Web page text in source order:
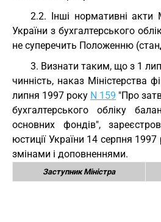
2.2. Інші нормативні акти
України з бухгалтерського
не суперечить Положенню
3. Визнати таким, що з 1
чинність, наказ Міністерства
липня 1997 року N 159 "Про
бухгалтерського обліку
основних фондів",
юстиції України 14 серпня
змінами і доповненнями.
Заступник Міністра